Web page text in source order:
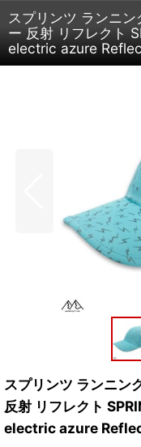
スプリンツ ランニ
ー 反射 リフレクト
electric azure
スプリンツ ランニン
反射 リフレクト
electric azure